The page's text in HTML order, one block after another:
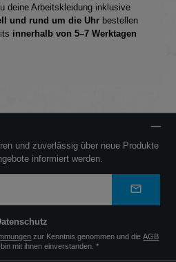
deine Arbeitskleidung inklusive
und rund um die Uhr bestellen
innerhalb von 5–7 Werktagen
und zuverlässig über neue Produkte
informiert werden.
zur Kenntnis genommen und dieAGB
mit ihnen einverstanden. *